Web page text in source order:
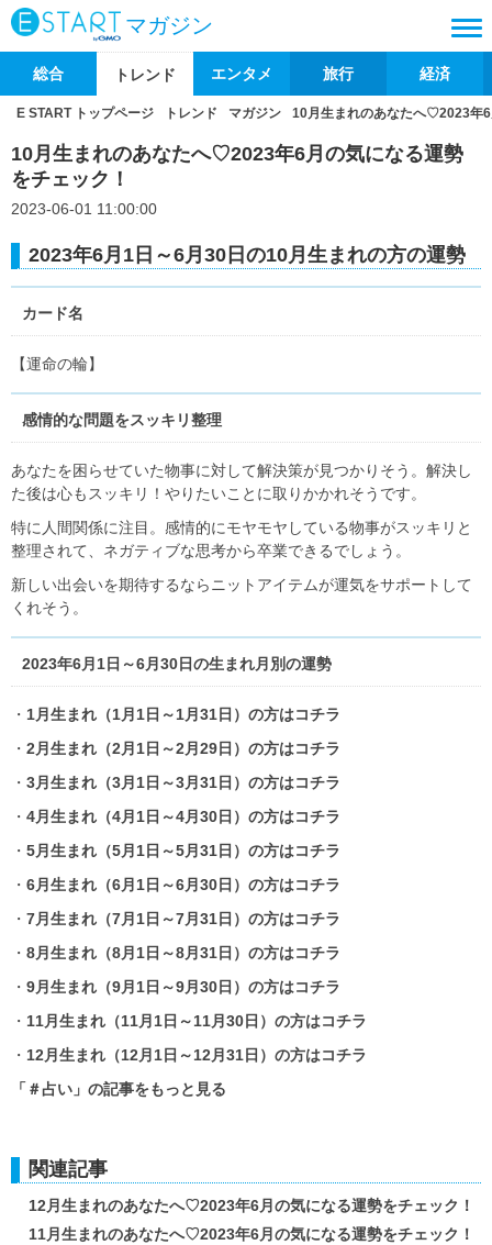
マガジン
総合 トレンド エンタメ 旅行 経済
E START トップページ トレンド マガジン 10月生まれのあなたへ♡2023年
10月生まれのあなたへ♡2023年6月の気になる運勢
をチェック！
2023-06-01 11:00:00
2023年6月1日～6月30日の10月生まれの方の運勢
カード名
【運命の輪】
感情的な問題をスッキリ整理
あなたを困らせていた物事に対して解決策が見つかりそう。解決し
た後は心もスッキリ！やりたいことに取りかかれそうです。
特に人間関係に注目。感情的にモヤモヤしている物事がスッキリと
整理されて、ネガティブな思考から卒業できるでしょう。
新しい出会いを期待するならニットアイテムが運気をサポートして
くれそう。
2023年6月1日～6月30日の生まれ月別の運勢
・ 1月生まれ（1月1日～1月31日）の方はコチラ
・ 2月生まれ（2月1日～2月29日）の方はコチラ
・ 3月生まれ（3月1日～3月31日）の方はコチラ
・ 4月生まれ（4月1日～4月30日）の方はコチラ
・ 5月生まれ（5月1日～5月31日）の方はコチラ
・ 6月生まれ（6月1日～6月30日）の方はコチラ
・ 7月生まれ（7月1日～7月31日）の方はコチラ
・ 8月生まれ（8月1日～8月31日）の方はコチラ
・ 9月生まれ（9月1日～9月30日）の方はコチラ
・ 11月生まれ（11月1日～11月30日）の方はコチラ
・ 12月生まれ（12月1日～12月31日）の方はコチラ
「＃占い」の記事をもっと見る
関連記事
12月生まれのあなたへ♡2023年6月の気になる運勢をチェック！
11月生まれのあなたへ♡2023年6月の気になる運勢をチェック！